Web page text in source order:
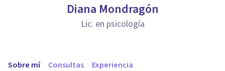
Diana Mondragón
Lic. en psicología
Sobre mí Consultas Experiencia